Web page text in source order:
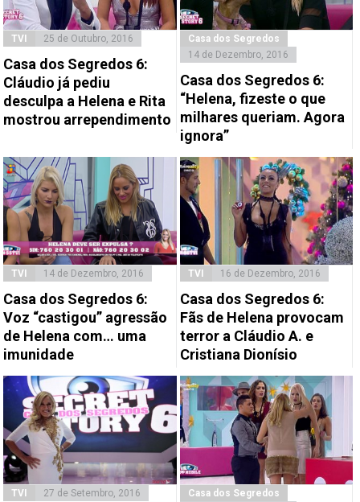
TVI 25 de Outubro, 2016
Casa dos Segredos 6:
Cláudio já pediu
desculpa a Helena e Rita
mostrou arrependimento
Casa dos Segredos
14 de Dezembro, 2016
Casa dos Segredos 6:
“Helena, fizeste o que
milhares queriam. Agora
ignora”
TVI 14 de Dezembro, 2016
Casa dos Segredos 6:
Voz “castigou” agressão
de Helena com… uma
imunidade
TVI 16 de Dezembro, 2016
Casa dos Segredos 6:
Fãs de Helena provocam
terror a Cláudio A. e
Cristiana Dionísio
TVI 27 de Setembro, 2016
Casa dos Segredos